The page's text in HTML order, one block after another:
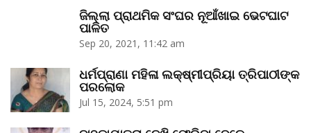
ଜିଲ୍ଲା ପ୍ରାଥମିକ ସଂଘର ନୂଆଁଖାଇ ଭେଟଘାଟ
ପାଳିତ
Sep 20, 2021, 11:42 am
ଧର୍ମପ୍ରାଣା ମହିଳା ଲକ୍ଷ୍ମୀପ୍ରିୟା ତ୍ରିପାଠୀଙ୍କ
ପରଲୋକ
Jul 15, 2024, 5:51 pm